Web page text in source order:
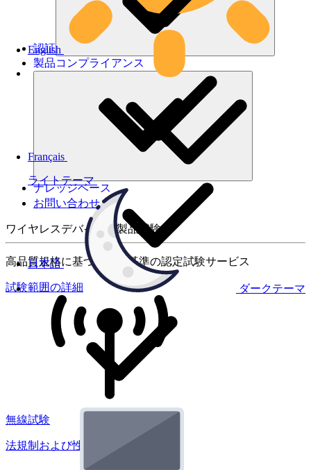
ライトテーマ
ダークテーマ
English
Français
日本語
認証
製品コンプライアンス
ナレッジベース
お問い合わせ
ワイヤレスデバイスの製品試験
高品質規格に基づく国際基準の認定試験サービス
試験範囲の詳細
無線試験
法規制および性能試験